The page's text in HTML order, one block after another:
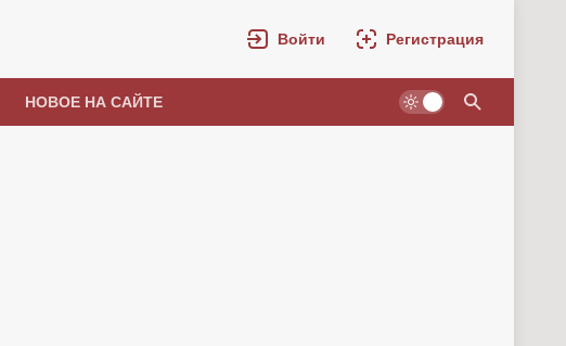
Войти Регистрация
НОВОЕ НА САЙТЕ